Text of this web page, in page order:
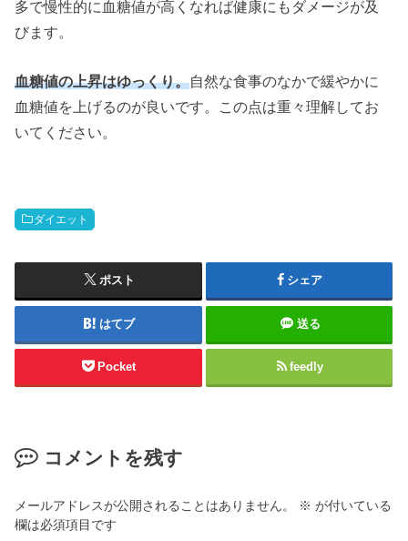
多で慢性的に血糖値が高くなれば健康にもダメージが及
びます。
血糖値の上昇はゆっくり。自然な食事のなかで緩やかに
血糖値を上げるのが良いです。この点は重々理解してお
いてください。
ダイエット
ポスト シェア
はてブ 送る
Pocket feedly
コメントを残す
メールアドレスが公開されることはありません。 ※ が付いている
欄は必須項目です